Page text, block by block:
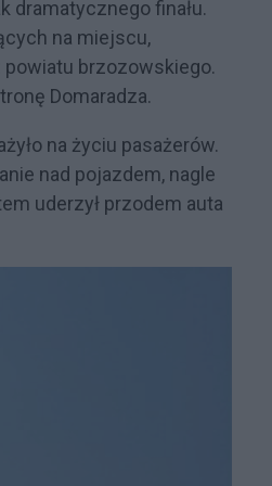
dramatycznego finału.
na miejscu,
powiatu brzozowskiego.
Domaradza.
na życiu pasażerów.
nad pojazdem, nagle
uderzył przodem auta